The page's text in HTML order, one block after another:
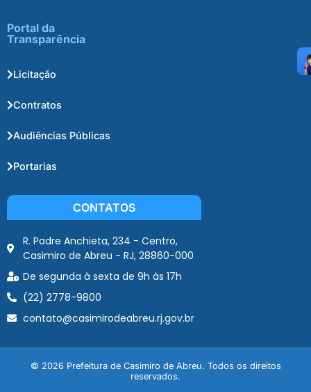
Portal da
Transparência
Licitação
Contratos
Audiências Públicas
Portarias
CONTATOS
R. Padre Anchieta, 234 - Centro,
Casimiro de Abreu - RJ, 28860-000
De segunda à sexta de 9h às 17h
(22) 2778-9800
contato@casimirodeabreu.rj.gov.br
© 2026 Prefeitura de Casimiro de Abreu. Todos os direitos
reservados.